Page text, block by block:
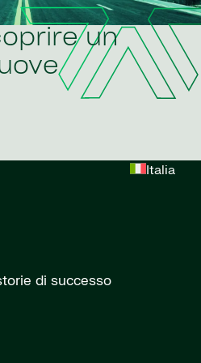
un
Italia
di successo